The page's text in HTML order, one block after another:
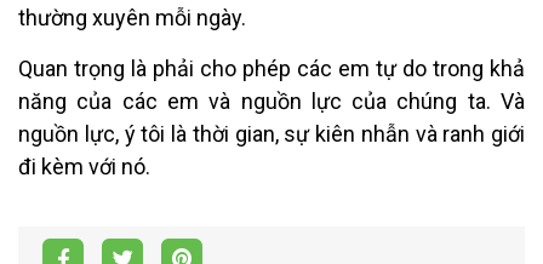
thường xuyên mỗi ngày.
Quan trọng là phải cho phép các em tự do trong khả
năng của các em và nguồn lực của chúng ta. Và
nguồn lực, ý tôi là thời gian, sự kiên nhẫn và ranh giới
đi kèm với nó.